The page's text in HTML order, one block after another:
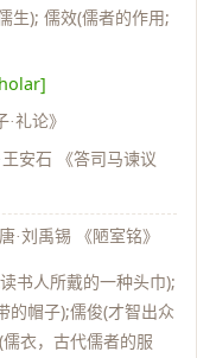
生); 儒效(儒者的作用;
·礼论》
王安石 《答司马谏议
唐·刘禹锡 《陋室铭》
书人所戴的一种头巾);
的帽子);儒俊(才智出众
衣，古代儒者的服